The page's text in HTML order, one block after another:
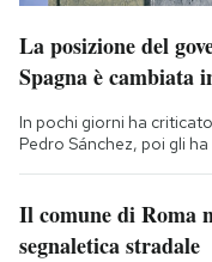
La posizione del
Spagna è cambiata
In pochi giorni ha
Pedro Sánchez, poi gli
Il comune di Roma
segnaletica stradale